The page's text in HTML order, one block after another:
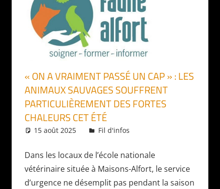
« ON A VRAIMENT PASSÉ UN CAP » : LES
ANIMAUX SAUVAGES SOUFFRENT
PARTICULIÈREMENT DES FORTES
CHALEURS CET ÉTÉ
15 août 2025 Daniel
Fil d'infos
Dans les locaux de l’école nationale
vétérinaire située à Maisons-Alfort, le service
d’urgence ne désemplit pas pendant la saison